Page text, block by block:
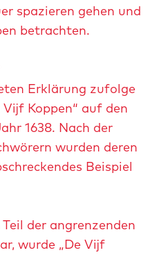
spazieren gehen und
betrachten.
Erklärung zufolge
Koppen“ auf den
1638. Nach der
wurden deren
Beispiel
der angrenzenden
wurde „De Vijf